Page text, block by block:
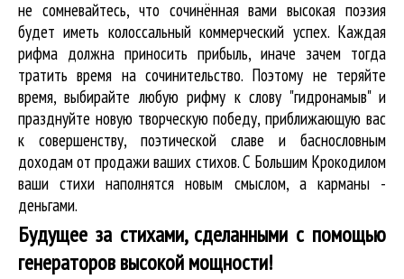
не сомневайтесь, что сочинённая вами высокая поэзия
будет иметь колоссальный коммерческий успех. Каждая
рифма должна приносить прибыль, иначе зачем тогда
тратить время на сочинительство. Поэтому не теряйте
время, выбирайте любую рифму к слову "гидронамыв" и
празднуйте новую творческую победу, приближающую вас
к совершенству, поэтической славе и баснословным
доходам от продажи ваших стихов. С Большим Крокодилом
ваши стихи наполнятся новым смыслом, а карманы -
деньгами.
Будущее за стихами, сделанными с помощью
генераторов высокой мощности!